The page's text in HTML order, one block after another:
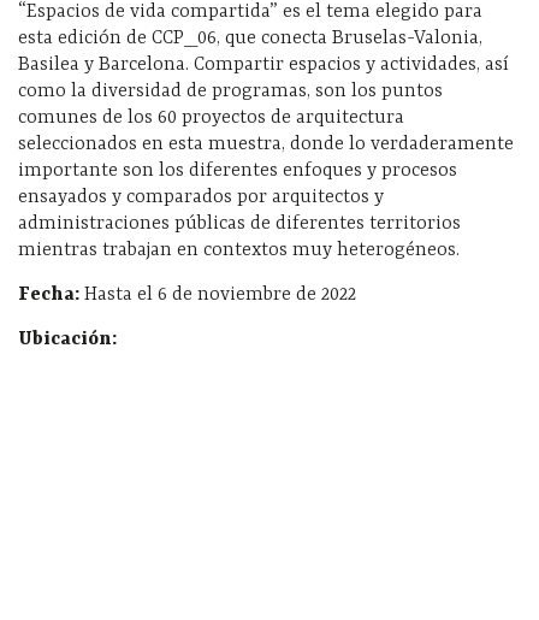
“Espacios de vida compartida” es el tema elegido para
esta edición de CCP_06, que conecta Bruselas-Valonia,
Basilea y Barcelona. Compartir espacios y actividades, así
como la diversidad de programas, son los puntos
comunes de los 60 proyectos de arquitectura
seleccionados en esta muestra, donde lo verdaderamente
importante son los diferentes enfoques y procesos
ensayados y comparados por arquitectos y
administraciones públicas de diferentes territorios
mientras trabajan en contextos muy heterogéneos.
Fecha: Hasta el 6 de noviembre de 2022
Ubicación: